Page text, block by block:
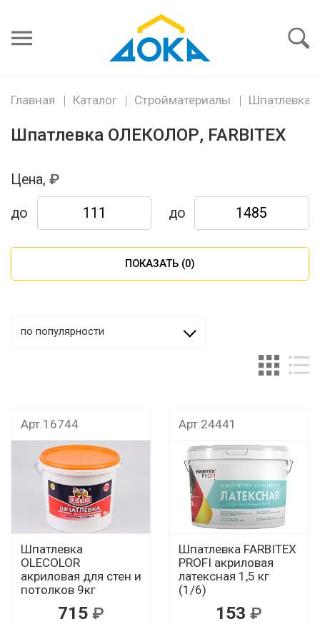
пароль
Главная Каталог Стройматериалы Шпатлевка
Шпатлевка ОЛЕКОЛОР, FARBITEX
Цена,
до до
ПОКАЗАТЬ (0)
по популярности
Арт.16744
Шпатлевка
OLECOLOR
акриловая для стен и
потолков 9кг
715
Арт.24441
Шпатлевка FARBITEX
PROFI акриловая
латексная 1,5 кг
(1/6)
153